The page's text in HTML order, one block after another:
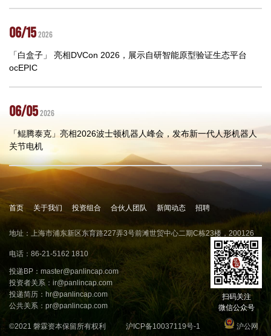
06/152026
「白盒子」 亮相DVCon 2026，展示自研智能原型验证生态平台
ocEPIC
06/052026
「鲲腾泰克」亮相2026波士顿机器人峰会，发布新一代人形机器人
关节电机
首页 关于我们 投资组合 合伙人团队 新闻动态 招聘
地址：上海市浦东新区东育路227弄3号前滩世贸中心二期C栋23楼，200126
电话：86-21-5162 1810
投递BP： master@panlincap.com
投资者关系： ir@panlincap.com
投递简历： hr@panlincap.com
公共关系： pr@panlincap.com
扫码关注
微信公众号
©2021 磐霖资本保留所有权利 沪ICP备10037119号-1 沪公网